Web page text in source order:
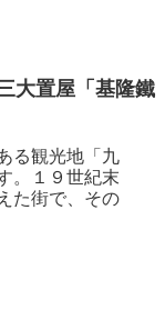
大置屋「基隆鐵
る観光地「九
。１９世紀末
た街で、その